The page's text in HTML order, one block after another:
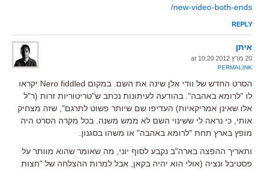
new-video-both-ends/
REPLY
איתן
20 מרץ 2012 at 10:20
PERMALINK
הסרט החדש של וודי אלן שינה את השם. במקום Nero fiddled יקראו
לו "לרומא באהבה". בהודעה לעיתונות נכתב ש"טריטוריות זרות (ר"ל
אלו שאינן אמריקאיות) העדיפו שם שיותר פשוט לתרגם", שזה מצחיק
אותי, כי נראה לי ששינוי השם לא ממש משנה. בכל מקרה הסרט היה
מופץ בארץ תחת "לרומא באהבה" או משהו בסגנון.
ותאריך ההפצה בארה"ב נקבע לסוף יוני, מה שאומר שהוא מוותר על
פסטיבל ונציה (אולי הוא יהיה בקאן, אבל למרות ההצלחה של "חצות